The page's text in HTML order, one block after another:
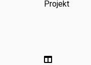
Projekt